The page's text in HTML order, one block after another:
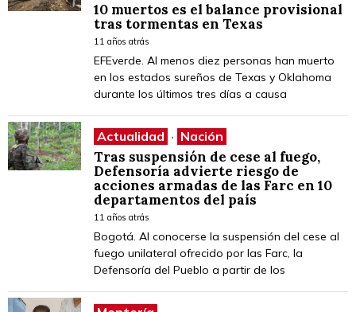
10 muertos es el balance provisional
tras tormentas en Texas
11 años atrás
EFEverde. Al menos diez personas han muerto
en los estados sureños de Texas y Oklahoma
durante los últimos tres días a causa
Actualidad · Nación
Tras suspensión de cese al fuego,
Defensoría advierte riesgo de
acciones armadas de las Farc en 10
departamentos del país
11 años atrás
Bogotá. Al conocerse la suspensión del cese al
fuego unilateral ofrecido por las Farc, la
Defensoría del Pueblo a partir de los